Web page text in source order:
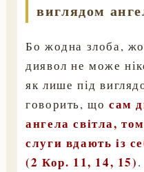
виглядом
Бо жодна злоба,
диявол не може
як лише під
говорить, щосам
ангела світла,
слуги вдають із
(2 Кор. 11, 14, 15).